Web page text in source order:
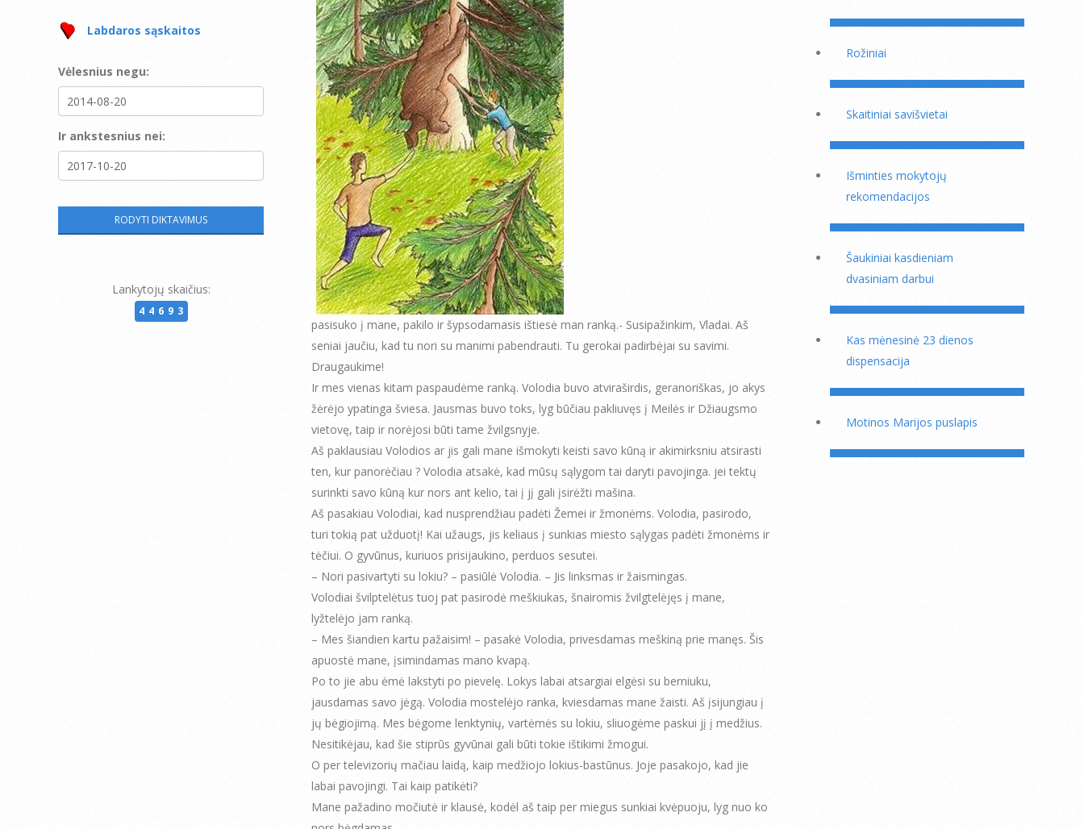
pasisuko į mane, pakilo ir šypsodamasis ištiesė man ranką.- Susipažinkim, Vladai. Aš
seniai jaučiu, kad tu nori su manimi pabendrauti. Tu gerokai padirbėjai su savimi.
Draugaukime!
Ir mes vienas kitam paspaudėme ranką. Volodia buvo atviraširdis, geranoriškas, jo akys
žėrėjo ypatinga šviesa. Jausmas buvo toks, lyg būčiau pakliuvęs į Meilės ir Džiaugsmo
vietovę, taip ir norėjosi būti tame žvilgsnyje.
Aš paklausiau Volodios ar jis gali mane išmokyti keisti savo kūną ir akimirksniu atsirasti
ten, kur panorėčiau ? Volodia atsakė, kad mūsų sąlygom tai daryti pavojinga. jei tektų
surinkti savo kūną kur nors ant kelio, tai į jį gali įsirėžti mašina.
Aš pasakiau Volodiai, kad nusprendžiau padėti Žemei ir žmonėms. Volodia, pasirodo,
turi tokią pat užduotį! Kai užaugs, jis keliaus į sunkias miesto sąlygas padėti žmonėms ir
tėčiui. O gyvūnus, kuriuos prisijaukino, perduos sesutei.
– Nori pasivartyti su lokiu? – pasiūlė Volodia. – Jis linksmas ir žaismingas.
Volodiai švilptelėtus tuoj pat pasirodė meškiukas, šnairomis žvilgtelėjęs į mane,
lyžtelėjo jam ranką.
– Mes šiandien kartu pažaisim! – pasakė Volodia, privesdamas meškiną prie manęs. Šis
apuostė mane, įsimindamas mano kvapą.
Po to jie abu ėmė lakstyti po pievelę. Lokys labai atsargiai elgėsi su berniuku,
jausdamas savo jėgą. Volodia mostelėjo ranka, kviesdamas mane žaisti. Aš įsijungiau į
jų bėgiojimą. Mes bėgome lenktynių, vartėmės su lokiu, sliuogėme paskui jį į medžius.
Nesitikėjau, kad šie stiprūs gyvūnai gali būti tokie ištikimi žmogui.
O per televizorių mačiau laidą, kaip medžiojo lokius-bastūnus. Joje pasakojo, kad jie
labai pavojingi. Tai kaip patikėti?
Mane pažadino močiutė ir klausė, kodėl aš taip per miegus sunkiai kvėpuoju, lyg nuo ko
Labdaros sąskaitos
Vėlesnius negu:
Ir ankstesnius nei:
Lankytojų skaičius:
44693
Rožiniai
Skaitiniai savišvietai
Išminties mokytojų
rekomendacijos
Šaukiniai kasdieniam
dvasiniam darbui
Kas mėnesinė 23 dienos
dispensacija
Motinos Marijos puslapis